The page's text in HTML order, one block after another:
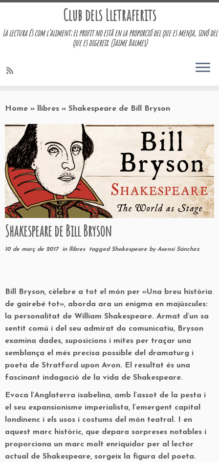
to
Club dels Lletraferits
La lectura és com l’aliment; el profit no està en la proporció del que es menja, sinó del
que es digereix. (Jaime Balmes)
Home » llibres » Shakespeare de Bill Bryson
Shakespeare de Bill Bryson
10 de març de 2017in llibres tagged Shakespeare by Asensi Sánchez
Bill Bryson, cèlebre a tot el món per «Una breu història
de gairebé tot», aborda ara un enigma en majúscules:
la personalitat de William Shakespeare. Armat d’un sa
sentit comú i del seu admirat do comunicatiu, Bryson
examina dades, suposicions i mites per traçar una
semblança el més precisa possible del dramaturg i
poeta de Stratford upon Avon. El resultat és una
fascinant indagació de la vida de Shakespeare.
Evoca l’Anglaterra isabelina, amb l’assot de la pesta i
el seu expansionisme imperialista, l’emergent capital
londinenc i els usos i costums del món teatral. I en
aquest marc històric, que depara sorpreses notables i
proporciona un marc molt enriquidor per al lector
actual de Shakespeare, sorgeix la figura del poeta.